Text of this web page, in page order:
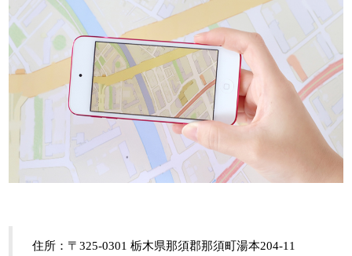
住所：〒325-0301 栃木県那須郡那須町湯本204-11